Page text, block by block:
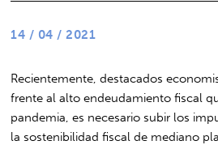
14 / 04 / 2021
Recientemente, destacados
frente al alto endeudamiento fiscal
pandemia, es necesario subir los
la sostenibilidad fiscal de mediano